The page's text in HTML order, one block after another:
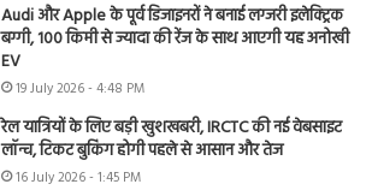
Audi और Apple के पूर्व डिजाइनरों ने बनाई लग्जरी इलेक्ट्रिक
बग्गी, 100 किमी से ज्यादा की रेंज के साथ आएगी यह अनोखी
EV
19 July 2026 - 4:48 PM
रेल यात्रियों के लिए बड़ी खुशखबरी, IRCTC की नई वेबसाइट
लॉन्च, टिकट बुकिंग होगी पहले से आसान और तेज
16 July 2026 - 1:45 PM